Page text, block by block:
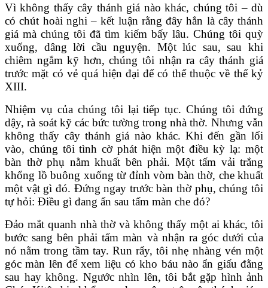
Vì không thấy cây thánh giá nào khác, chúng tôi – dù
có chút hoài nghi – kết luận rằng đây hẳn là cây thánh
giá mà chúng tôi đã tìm kiếm bấy lâu. Chúng tôi quỳ
xuống, dâng lời cầu nguyện. Một lúc sau, sau khi
chiêm ngắm kỹ hơn, chúng tôi nhận ra cây thánh giá
trước mặt có vẻ quá hiện đại để có thể thuộc về thế kỷ
XIII.
Nhiệm vụ của chúng tôi lại tiếp tục. Chúng tôi đứng
dậy, rà soát kỹ các bức tường trong nhà thờ. Nhưng vẫn
không thấy cây thánh giá nào khác. Khi đến gần lối
vào, chúng tôi tình cờ phát hiện một điều kỳ lạ: một
bàn thờ phụ nằm khuất bên phải. Một tấm vải trắng
khổng lồ buông xuống từ đỉnh vòm bàn thờ, che khuất
một vật gì đó. Đứng ngay trước bàn thờ phụ, chúng tôi
tự hỏi: Điều gì đang ẩn sau tấm màn che đó?
Đảo mắt quanh nhà thờ và không thấy một ai khác, tôi
bước sang bên phải tấm màn và nhận ra góc dưới của
nó nằm trong tầm tay. Run rẩy, tôi nhẹ nhàng vén một
góc màn lên để xem liệu có kho báu nào ẩn giấu đằng
sau hay không. Ngước nhìn lên, tôi bắt gặp hình ảnh